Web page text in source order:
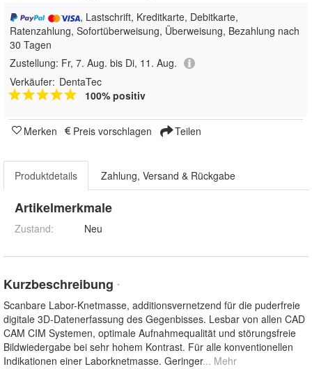
, Lastschrift, Kreditkarte, Debitkarte,
Ratenzahlung, Sofortüberweisung, Überweisung, Bezahlung nach
30 Tagen
Zustellung: Fr, 7. Aug. bis Di, 11. Aug.
Verkäufer: DentaTec
100% positiv
Merken Preis vorschlagen Teilen
Produktdetails Zahlung, Versand & Rückgabe
Artikelmerkmale
Zustand: Neu
Kurzbeschreibung *
Scanbare Labor-Knetmasse, additionsvernetzend für die puderfreie
digitale 3D-Datenerfassung des Gegenbisses. Lesbar von allen CAD
CAM CIM Systemen, optimale Aufnahmequalität und störungsfreie
Bildwiedergabe bei sehr hohem Kontrast. Für alle konventionellen
Indikationen einer Laborknetmasse. Geringer... Mehr